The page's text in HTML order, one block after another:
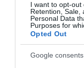
I want to opt-out
Retention, Sale,
Personal Data
Purposes for
Opted Out
Google consents
mobiltelefonokat nem
érzelmeket...